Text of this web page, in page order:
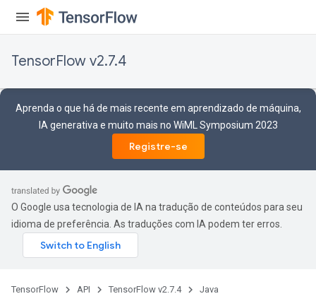
TensorFlow v2.7.4
Aprenda o que há de mais recente em aprendizado de máquina,
IA generativa e muito mais no WiML Symposium 2023
Registre-se
O Google usa tecnologia de IA na tradução de conteúdos para seu
idioma de preferência. As traduções com IA podem ter erros.
TensorFlow API TensorFlow v2.7.4 Java